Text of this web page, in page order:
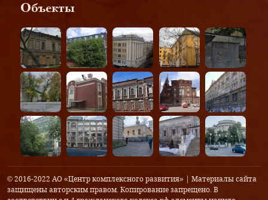
Объекты
© 2016-2022 АО «Центр комплексного развития» | Материалы сайта
защищены авторским правом. Копирование запрещено. В